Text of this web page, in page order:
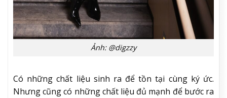
Ảnh: @digzzy
Có những chất liệu sinh ra để tồn tại cùng ký ức.
Nhưng cũng có những chất liệu đủ mạnh để bước ra